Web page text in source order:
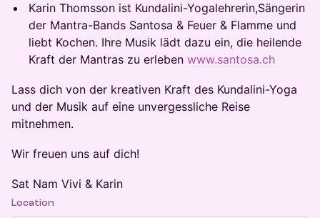
​Karin Thomsson ist Kundalini-Yogalehrerin,Sängerin
der Mantra-Bands Santosa & Feuer & Flamme und
liebt Kochen. Ihre Musik lädt dazu ein, die heilende
Kraft der Mantras zu erleben www.santosa.ch
​Lass dich von der kreativen Kraft des Kundalini-Yoga
und der Musik auf eine unvergessliche Reise
mitnehmen.
​Wir freuen uns auf dich!
​Sat Nam Vivi & Karin
Location